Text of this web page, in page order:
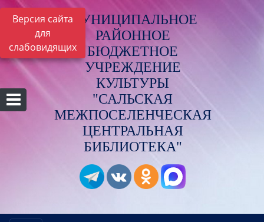
Версия сайта
для
слабовидящих
МУНИЦИПАЛЬНОЕ
РАЙОННОЕ
БЮДЖЕТНОЕ
УЧРЕЖДЕНИЕ
КУЛЬТУРЫ
"САЛЬСКАЯ
МЕЖПОСЕЛЕНЧЕСКАЯ
ЦЕНТРАЛЬНАЯ
БИБЛИОТЕКА"